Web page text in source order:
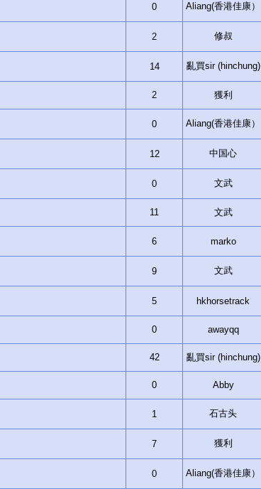
0 Aliang(香港佳康）
2 修叔
14 亂買sir (hinchung)
2 獲利
0 Aliang(香港佳康）
12 中国心
0 文武
11 文武
6 marko
9 文武
5 hkhorsetrack
0 awayqq
42 亂買sir (hinchung)
0 Abby
1 石古头
7 獲利
0 Aliang(香港佳康）